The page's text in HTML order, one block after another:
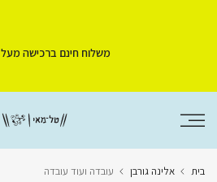
משלוח חינם ברכישה מעל 150 ש"ח
בית אלינה גורבן עובדה ועוד עובדה